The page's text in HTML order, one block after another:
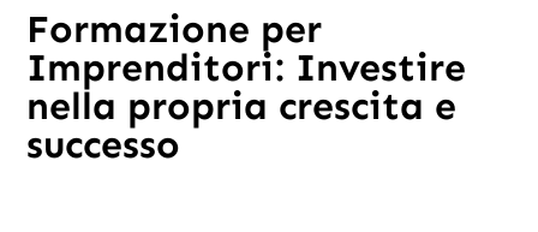
Formazione per
Imprenditori: Investire
nella propria crescita e
successo